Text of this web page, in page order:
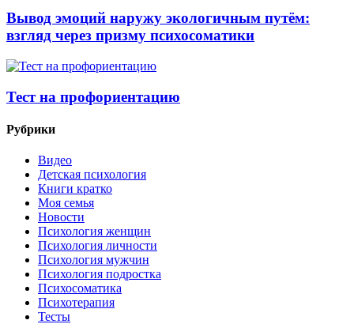
Вывод эмоций наружу экологичным путём:
взгляд через призму психосоматики
Тест на профориентацию
Рубрики
Видео
Детская психология
Книги кратко
Моя семья
Новости
Психология женщин
Психология личности
Психология мужчин
Психология подростка
Психосоматика
Психотерапия
Тесты